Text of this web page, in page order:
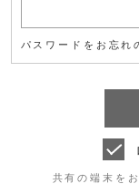
パスワードをお忘れ
共有の端末を